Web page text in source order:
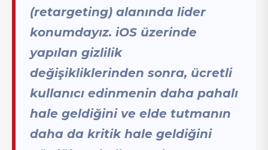
(retargeting) alanında lider
konumdayız. iOS üzerinde
yapılan gizlilik
değişikliklerinden sonra, ücretli
kullanıcı edinmenin daha pahalı
hale geldiğini ve elde tutmanın
daha da kritik hale geldiğini